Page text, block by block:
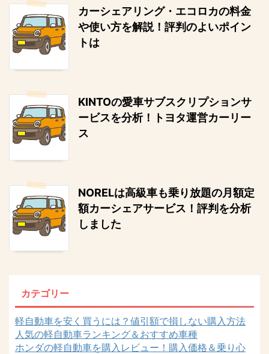
カーシェアリング・エコロカの料金
や使い方を解説！評判のよいポイン
トは
KINTOの愛車サブスクリプションサ
ービスを分析！トヨタ運営カーリー
ス
NORELは高級車も乗り放題の月額定
額カーシェアサービス！評判を分析
しました
カテゴリー
軽自動車を安く買うには？値引額で損しない購入方法
人気の軽自動車ランキング＆おすすめ車種
ホンダの軽自動車を購入レビュー！購入価格＆乗り心